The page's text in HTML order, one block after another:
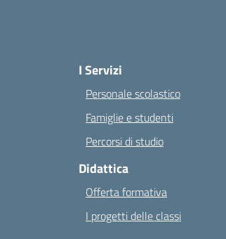
I Servizi
Personale scolastico
Famiglie e studenti
Percorsi di studio
Didattica
Offerta formativa
I progetti delle classi